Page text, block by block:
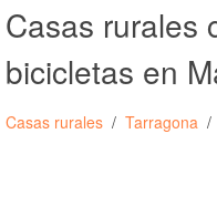
Casas rurales
bicicletas en
Casas rurales Tarragona